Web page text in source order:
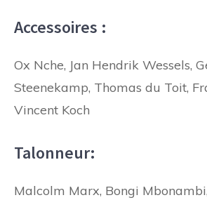
Accessoires :
Ox Nche, Jan Hendrik Wessels,
Steenekamp, ​​Thomas du Toit,
Vincent Koch
Talonneur:
Malcolm Marx, Bongi